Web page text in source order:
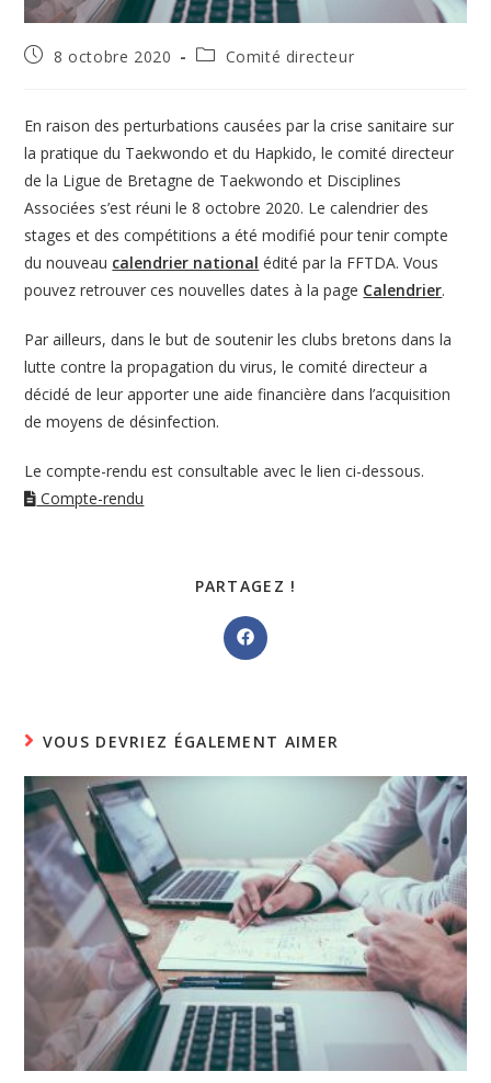
Publication
8 octobre 2020
PostComité directeur
En raison des perturbations causées par la crise sanitaire sur
la pratique du Taekwondo et du Hapkido, le comité directeur
de la Ligue de Bretagne de Taekwondo et Disciplines
Associées s’est réuni le 8 octobre 2020. Le calendrier des
stages et des compétitions a été modifié pour tenir compte
du nouveau calendrier national édité par la FFTDA. Vous
pouvez retrouver ces nouvelles dates à la page Calendrier.
Par ailleurs, dans le but de soutenir les clubs bretons dans la
lutte contre la propagation du virus, le comité directeur a
décidé de leur apporter une aide financière dans l’acquisition
de moyens de désinfection.
Le compte-rendu est consultable avec le lien ci-dessous.
Compte-rendu
PARTAGEZ !
Ouvrir
dans
VOUS DEVRIEZ ÉGALEMENT AIMER